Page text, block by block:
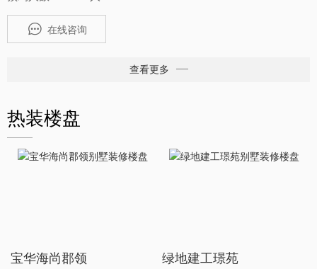
在线咨询
查看更多
热装楼盘
服务客户
宝华海尚郡领 服务客户
绿地建工璟苑